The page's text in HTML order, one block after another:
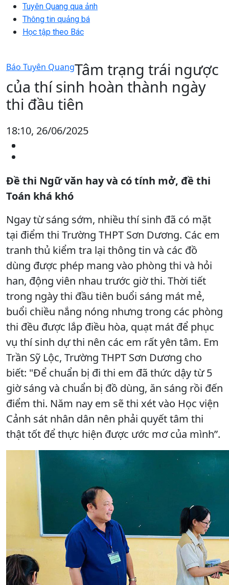
Tuyên Quang qua ảnh
Thông tin quảng bá
Học tập theo Bác
Báo Tuyên QuangTâm trạng trái ngược
của thí sinh hoàn thành ngày
thi đầu tiên
18:10, 26/06/2025
Đề thi Ngữ văn hay và có tính mở, đề thi
Toán khá khó
Ngay từ sáng sớm, nhiều thí sinh đã có mặt
tại điểm thi Trường THPT Sơn Dương. Các em
tranh thủ kiểm tra lại thông tin và các đồ
dùng được phép mang vào phòng thi và hỏi
han, động viên nhau trước giờ thi. Thời tiết
trong ngày thi đầu tiên buổi sáng mát mẻ,
buổi chiều nắng nóng nhưng trong các phòng
thi đều được lắp điều hòa, quạt mát để phục
vụ thí sinh dự thi nên các em rất yên tâm. Em
Trần Sỹ Lộc, Trường THPT Sơn Dương cho
biết: "Để chuẩn bị đi thi em đã thức dậy từ 5
giờ sáng và chuẩn bị đồ dùng, ăn sáng rồi đến
điểm thi. Năm nay em sẽ thi xét vào Học viện
Cảnh sát nhân dân nên phải quyết tâm thi
thật tốt để thực hiện được ước mơ của mình”.